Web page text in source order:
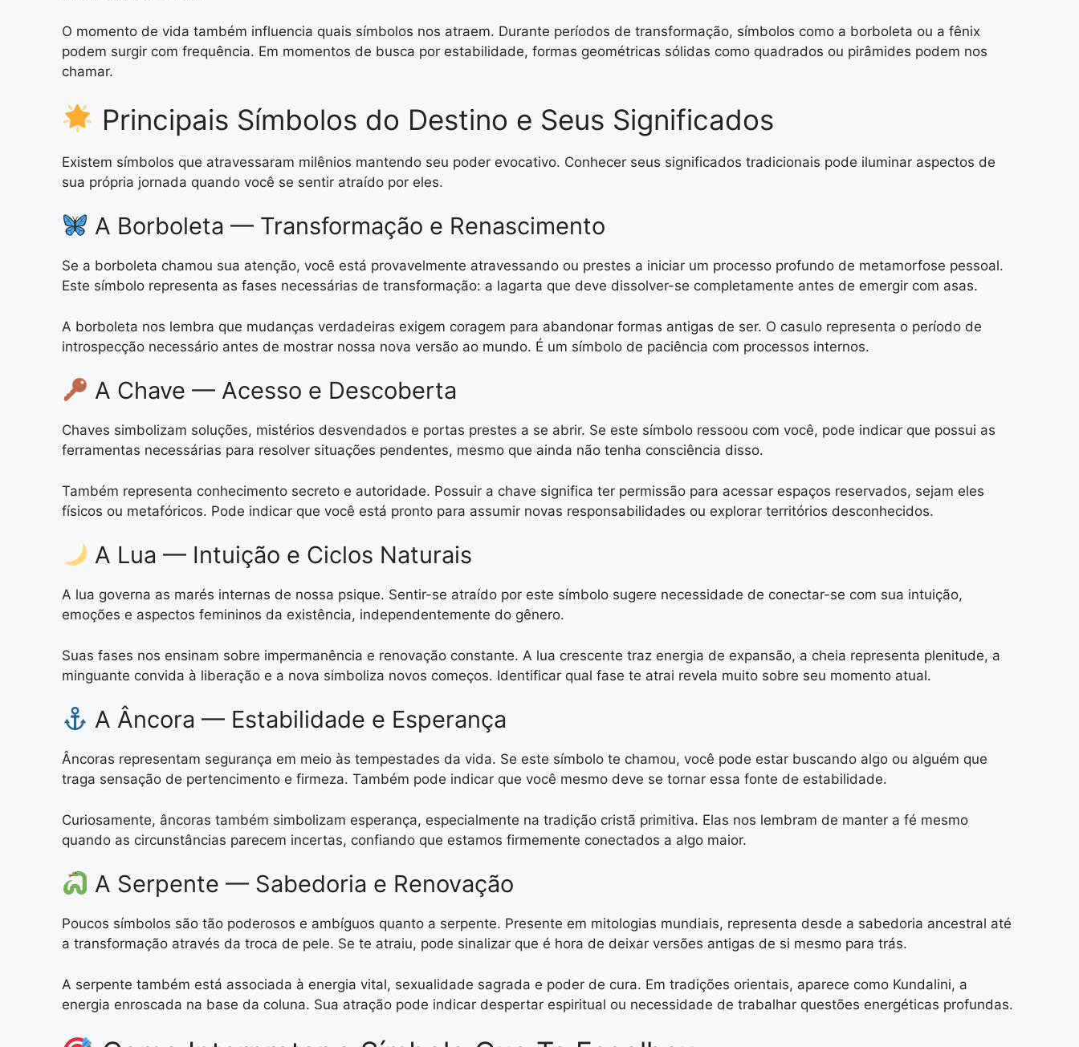
O momento de vida também influencia quais símbolos nos atraem. Durante períodos de transformação, símbolos como a borboleta ou a fênix
podem surgir com frequência. Em momentos de busca por estabilidade, formas geométricas sólidas como quadrados ou pirâmides podem nos
chamar.
Principais Símbolos do Destino e Seus Significados
Existem símbolos que atravessaram milênios mantendo seu poder evocativo. Conhecer seus significados tradicionais pode iluminar aspectos de
sua própria jornada quando você se sentir atraído por eles.
A Borboleta — Transformação e Renascimento
Se a borboleta chamou sua atenção, você está provavelmente atravessando ou prestes a iniciar um processo profundo de metamorfose pessoal.
Este símbolo representa as fases necessárias de transformação: a lagarta que deve dissolver-se completamente antes de emergir com asas.
A borboleta nos lembra que mudanças verdadeiras exigem coragem para abandonar formas antigas de ser. O casulo representa o período de
introspecção necessário antes de mostrar nossa nova versão ao mundo. É um símbolo de paciência com processos internos.
A Chave — Acesso e Descoberta
Chaves simbolizam soluções, mistérios desvendados e portas prestes a se abrir. Se este símbolo ressoou com você, pode indicar que possui as
ferramentas necessárias para resolver situações pendentes, mesmo que ainda não tenha consciência disso.
Também representa conhecimento secreto e autoridade. Possuir a chave significa ter permissão para acessar espaços reservados, sejam eles
físicos ou metafóricos. Pode indicar que você está pronto para assumir novas responsabilidades ou explorar territórios desconhecidos.
A Lua — Intuição e Ciclos Naturais
A lua governa as marés internas de nossa psique. Sentir-se atraído por este símbolo sugere necessidade de conectar-se com sua intuição,
emoções e aspectos femininos da existência, independentemente do gênero.
Suas fases nos ensinam sobre impermanência e renovação constante. A lua crescente traz energia de expansão, a cheia representa plenitude, a
minguante convida à liberação e a nova simboliza novos começos. Identificar qual fase te atrai revela muito sobre seu momento atual.
A Âncora — Estabilidade e Esperança
Âncoras representam segurança em meio às tempestades da vida. Se este símbolo te chamou, você pode estar buscando algo ou alguém que
traga sensação de pertencimento e firmeza. Também pode indicar que você mesmo deve se tornar essa fonte de estabilidade.
Curiosamente, âncoras também simbolizam esperança, especialmente na tradição cristã primitiva. Elas nos lembram de manter a fé mesmo
quando as circunstâncias parecem incertas, confiando que estamos firmemente conectados a algo maior.
A Serpente — Sabedoria e Renovação
Poucos símbolos são tão poderosos e ambíguos quanto a serpente. Presente em mitologias mundiais, representa desde a sabedoria ancestral até
a transformação através da troca de pele. Se te atraiu, pode sinalizar que é hora de deixar versões antigas de si mesmo para trás.
A serpente também está associada à energia vital, sexualidade sagrada e poder de cura. Em tradições orientais, aparece como Kundalini, a
energia enroscada na base da coluna. Sua atração pode indicar despertar espiritual ou necessidade de trabalhar questões energéticas profundas.